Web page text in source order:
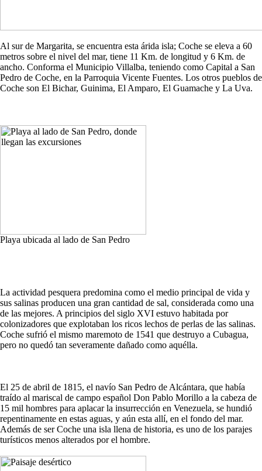
Al sur de Margarita, se encuentra esta árida isla; Coche se eleva a 60
metros sobre el nivel del mar, tiene 11 Km. de longitud y 6 Km. de
ancho. Conforma el Municipio Villalba, teniendo como Capital a San
Pedro de Coche, en la Parroquia Vicente Fuentes. Los otros pueblos de
Coche son El Bichar, Guinima, El Amparo, El Guamache y La Uva.
Playa ubicada al lado de San Pedro
La actividad pesquera predomina como el medio principal de vida y
sus salinas producen una gran cantidad de sal, considerada como una
de las mejores. A principios del siglo XVI estuvo habitada por
colonizadores que explotaban los ricos lechos de perlas de las salinas.
Coche sufrió el mismo maremoto de 1541 que destruyo a Cubagua,
pero no quedó tan severamente dañado como aquélla.
El 25 de abril de 1815, el navío San Pedro de Alcántara, que había
traído al mariscal de campo español Don Pablo Morillo a la cabeza de
15 mil hombres para aplacar la insurrección en Venezuela, se hundió
repentinamente en estas aguas, y aún esta allí, en el fondo del mar.
Además de ser Coche una isla llena de historia, es uno de los parajes
turísticos menos alterados por el hombre.